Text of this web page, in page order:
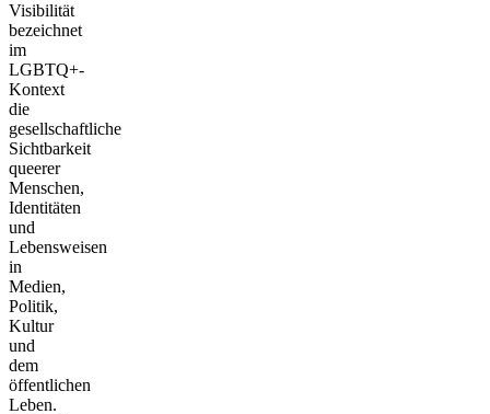
Visibilität
bezeichnet
im
LGBTQ+-
Kontext
die
gesellschaftliche
Sichtbarkeit
queerer
Menschen,
Identitäten
und
Lebensweisen
in
Medien,
Politik,
Kultur
und
dem
öffentlichen
Leben.